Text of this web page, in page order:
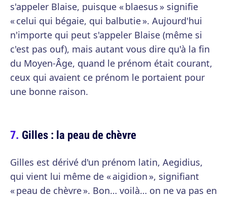
s'appeler Blaise, puisque « blaesus » signifie
« celui qui bégaie, qui balbutie ». Aujourd'hui
n'importe qui peut s'appeler Blaise (même si
c'est pas ouf), mais autant vous dire qu'à la fin
du Moyen-Âge, quand le prénom était courant,
ceux qui avaient ce prénom le portaient pour
une bonne raison.
Gilles : la peau de chèvre
Gilles est dérivé d'un prénom latin, Aegidius,
qui vient lui même de « aigidion », signifiant
« peau de chèvre ». Bon… voilà… on ne va pas en